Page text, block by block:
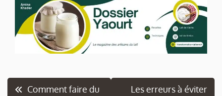
Navigation
Comment faire du
Les erreurs à éviter